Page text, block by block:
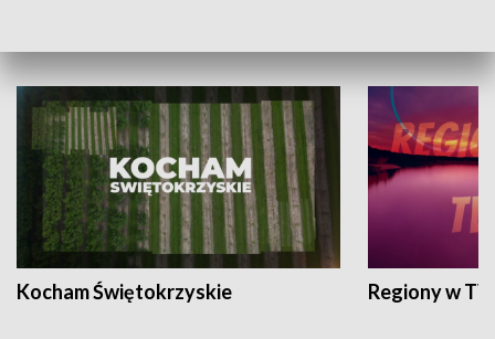
Kocham Świętokrzyskie Regiony w